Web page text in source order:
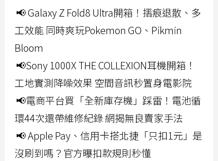
📢 Galaxy Z Fold8 Ultra開箱！摺痕退散、多
工效能 同時爽玩Pokemon GO、Pikmin
Bloom
📢Sony 1000X THE COLLEXION耳機開箱！
工地實測降噪效果 空間音訊秒置身電影院
📢電商平台買「全新庫存機」踩雷！電池循
環44次還帶維修紀錄 網揭無良賣家手法
📢 Apple Pay、信用卡搭北捷「只扣1元」是
沒刷到嗎？官方曝扣款規則秒懂